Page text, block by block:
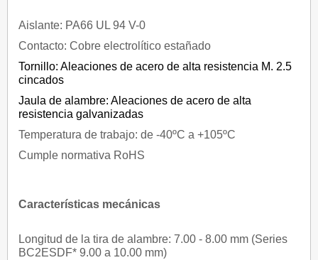
Aislante: PA66 UL 94 V-0
Contacto: Cobre electrolítico estañado
Tornillo: Aleaciones de acero de alta resistencia M. 2.5
cincados
Jaula de alambre: Aleaciones de acero de alta
resistencia galvanizadas
Temperatura de trabajo: de -40ºC a +105ºC
Cumple normativa RoHS
Características mecánicas
Longitud de la tira de alambre: 7.00 - 8.00 mm (Series
BC2ESDF* 9.00 a 10.00 mm)